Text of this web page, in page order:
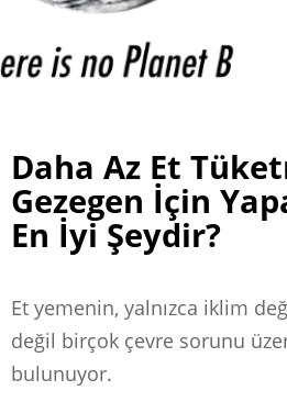
Daha Az Et
Gezegen İçin
En İyi Şeydir?
Et yemenin, yalnızca iklim
değil birçok çevre sorunu
bulunuyor.